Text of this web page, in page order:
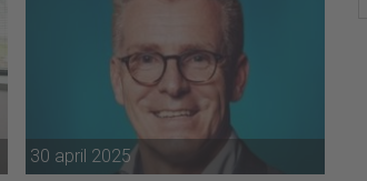
30 april 2025